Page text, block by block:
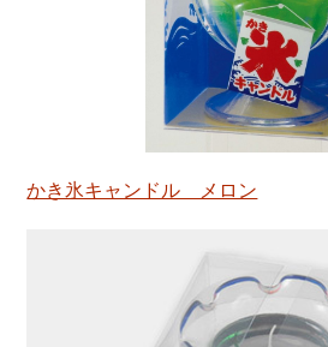
かき氷キャンドル メロン